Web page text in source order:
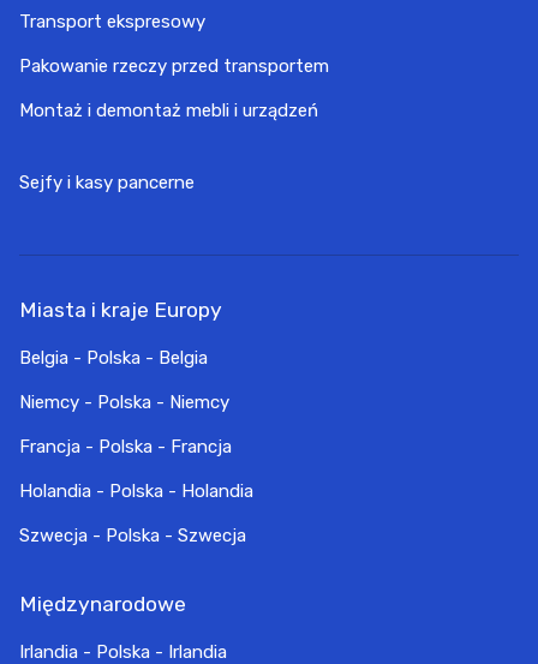
Transport ekspresowy
Pakowanie rzeczy przed transportem
Montaż i demontaż mebli i urządzeń
Sejfy i kasy pancerne
Miasta i kraje Europy
Belgia - Polska - Belgia
Niemcy - Polska - Niemcy
Francja - Polska - Francja
Holandia - Polska - Holandia
Szwecja - Polska - Szwecja
Międzynarodowe
Irlandia - Polska - Irlandia